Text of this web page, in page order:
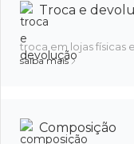
Troca e
troca em lojas físicas
saiba mais
Composição